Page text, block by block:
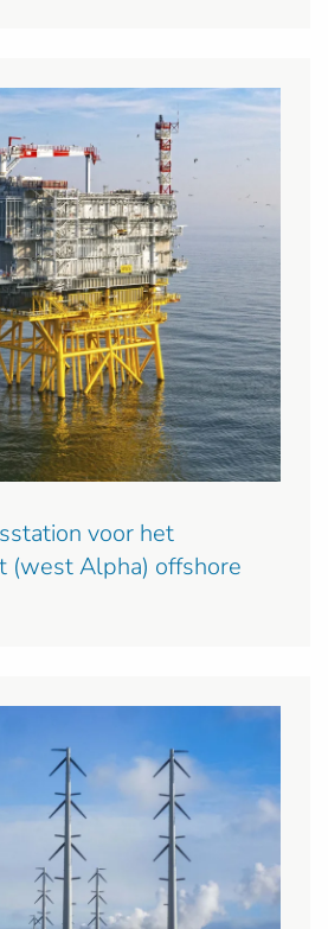
voor het
(west Alpha) offshore